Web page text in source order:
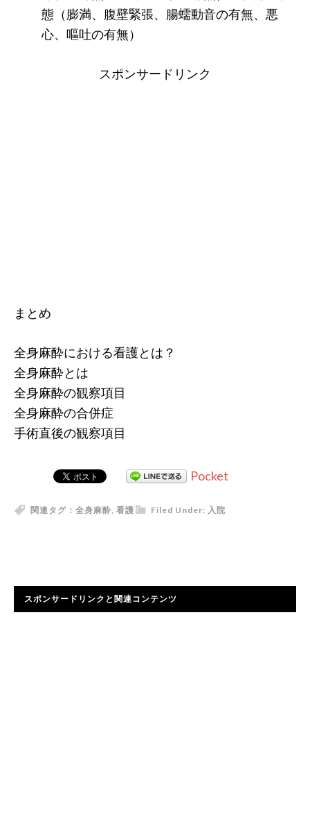
態（膨満、腹壁緊張、腸蠕動音の有無、悪
心、嘔吐の有無）
スポンサードリンク
まとめ
全身麻酔における看護とは？
全身麻酔とは
全身麻酔の観察項目
全身麻酔の合併症
手術直後の観察項目
Pocket
Filed Under: 入院
関連タグ： 全身麻酔 看護
スポンサードリンクと関連コンテンツ